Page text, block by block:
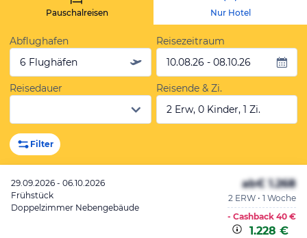
Pauschalreisen Nur Hotel
Abflughafen
6 Flughäfen
Reisezeitraum
10.08.26 - 08.10.26
Reisedauer
Reisende & Zi.
2 Erw, 0 Kinder, 1 Zi.
Filter
29.09.2026 - 06.10.2026
Frühstück
Doppelzimmer Nebengebäude
ab€ 1.268
2 ERW • 1 Woche
- Cashback 40 €
1.228 €